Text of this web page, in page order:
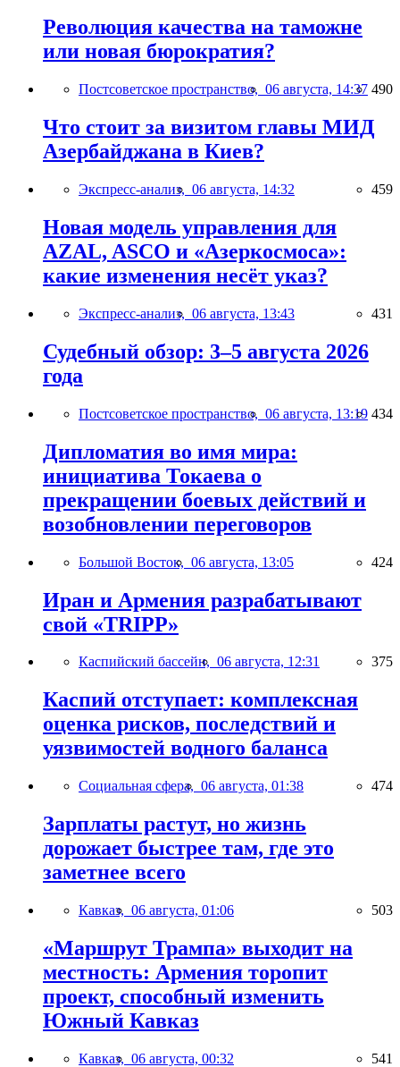
Революция качества на таможне
или новая бюрократия?
Постсоветское пространство, 06 августа, 14:37 490
Что стоит за визитом главы МИД
Азербайджана в Киев?
Экспресс-анализ, 06 августа, 14:32 459
Новая модель управления для
AZAL, ASCO и «Азеркосмоса»:
какие изменения несёт указ?
Экспресс-анализ, 06 августа, 13:43 431
Судебный обзор: 3–5 августа 2026
года
Постсоветское пространство, 06 августа, 13:19 434
Дипломатия во имя мира:
инициатива Токаева о
прекращении боевых действий и
возобновлении переговоров
Большой Восток, 06 августа, 13:05 424
Иран и Армения разрабатывают
свой «TRIPP»
Каспийский бассейн, 06 августа, 12:31 375
Каспий отступает: комплексная
оценка рисков, последствий и
уязвимостей водного баланса
Социальная сфера, 06 августа, 01:38 474
Зарплаты растут, но жизнь
дорожает быстрее там, где это
заметнее всего
Кавказ, 06 августа, 01:06 503
«Маршрут Трампа» выходит на
местность: Армения торопит
проект, способный изменить
Южный Кавказ
Кавказ, 06 августа, 00:32 541